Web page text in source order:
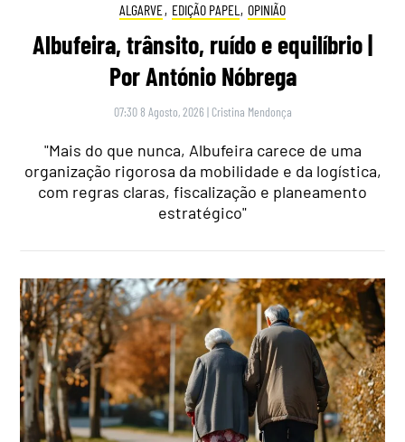
ALGARVE, EDIÇÃO PAPEL , OPINIÃO
Albufeira, trânsito, ruído e equilíbrio |
Por António Nóbrega
07:30 8 Agosto, 2026 | Cristina Mendonça
"Mais do que nunca, Albufeira carece de uma
organização rigorosa da mobilidade e da logística,
com regras claras, fiscalização e planeamento
estratégico"